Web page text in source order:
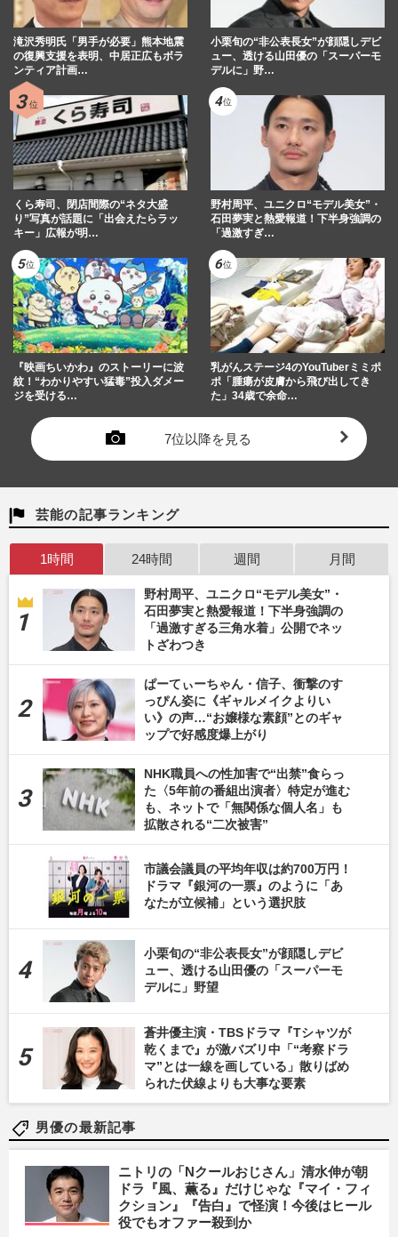
滝沢秀明氏「男手が必要」熊本地震
の復興支援を表明、中居正広もボラ
ンティア計画…
小栗旬の“非公表長女”が顔隠しデビ
ュー、透ける山田優の「スーパーモ
デルに」野…
くら寿司、閉店間際の“ネタ大盛
り”写真が話題に「出会えたらラッ
キー」広報が明…
野村周平、ユニクロ“モデル美女”・
石田夢実と熱愛報道！下半身強調の
「過激すぎ…
『映画ちいかわ』のストーリーに波
紋！“わかりやすい猛毒”投入ダメー
ジを受ける…
乳がんステージ4のYouTuberミミポ
ポ「腫瘍が皮膚から飛び出してき
た」34歳で余命…
7位以降を見る
芸能の記事ランキング
1時間 24時間 週間 月間
野村周平、ユニクロ“モデル美女”・
石田夢実と熱愛報道！下半身強調の
「過激すぎる三角水着」公開でネッ
トざわつき
ぱーてぃーちゃん・信子、衝撃のす
っぴん姿に《ギャルメイクよりい
い》の声…“お嬢様な素顔”とのギャ
ップで好感度爆上がり
NHK職員への性加害で“出禁”食らっ
た〈5年前の番組出演者〉特定が進む
も、ネットで「無関係な個人名」も
拡散される“二次被害”
市議会議員の平均年収は約700万円！
ドラマ『銀河の一票』のように「あ
なたが立候補」という選択肢
小栗旬の“非公表長女”が顔隠しデビ
ュー、透ける山田優の「スーパーモ
デルに」野望
蒼井優主演・TBSドラマ『Tシャツが
乾くまで』が激バズリ中「“考察ドラ
マ”とは一線を画している」散りばめ
られた伏線よりも大事な要素
男優の最新記事
ニトリの「Nクールおじさん」清水伸が朝
ドラ『風、薫る』だけじゃな『マイ・フィ
クション』『告白』で怪演！今後はヒール
役でもオファー殺到か